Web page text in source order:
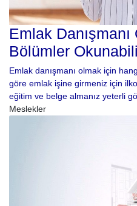
Emlak
Bölümler
Emlak danışmanı olmak için
göre emlak işine girmeniz için
eğitim ve belge almanız yeterli
Meslekler